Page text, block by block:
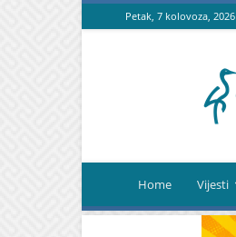
Petak, 7 kolovoza, 2026
Home Vijesti